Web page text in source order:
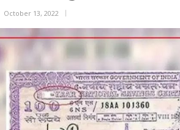
October 13, 2022